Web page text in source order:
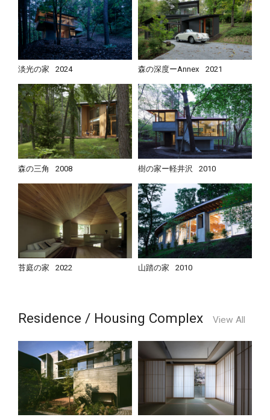
淡光の家 2024 森の深度ーAnnex 2021
森の三角 2008 樹の家ー軽井沢 2010
苔庭の家 2022 山踏の家 2010
Residence / Housing Complex View All